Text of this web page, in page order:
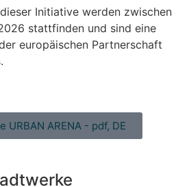
Initiative werden zwischen
stattfinden und sind eine
europäischen Partnerschaft
URBAN ARENA - pdf, DE